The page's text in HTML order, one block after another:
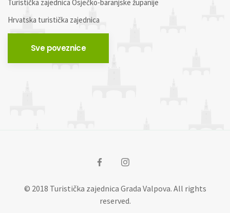
Turistička zajednica Osječko-baranjske županije
Hrvatska turistička zajednica
Sve poveznice
© 2018 Turistička zajednica Grada Valpova. All rights
reserved.